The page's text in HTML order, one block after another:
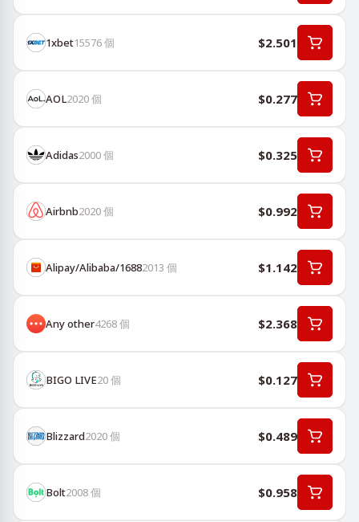
1хbet15576個 $2.501
AOL2020個 $0.277
Adidas2000個 $0.325
Airbnb2020個 $0.992
Alipay/Alibaba/16882013 個 $1.142
Any other4268個 $2.368
BIGO LIVE20個 $0.127
Blizzard2020個 $0.489
Bolt2008個 $0.958